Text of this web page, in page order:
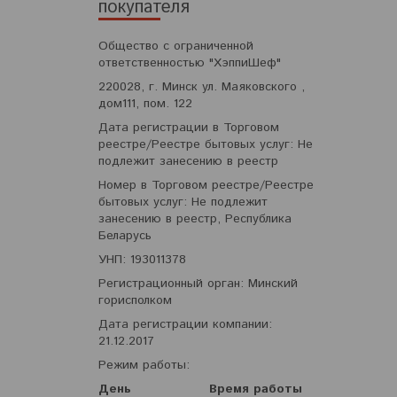
покупателя
Общество с ограниченной
ответственностью "ХэппиШеф"
220028, г. Минск ул. Маяковского ,
дом111, пом. 122
Дата регистрации в Торговом
реестре/Реестре бытовых услуг: Не
подлежит занесению в реестр
Номер в Торговом реестре/Реестре
бытовых услуг: Не подлежит
занесению в реестр, Республика
Беларусь
УНП: 193011378
Регистрационный орган: Минский
горисполком
Дата регистрации компании:
21.12.2017
Режим работы:
День
Время работы